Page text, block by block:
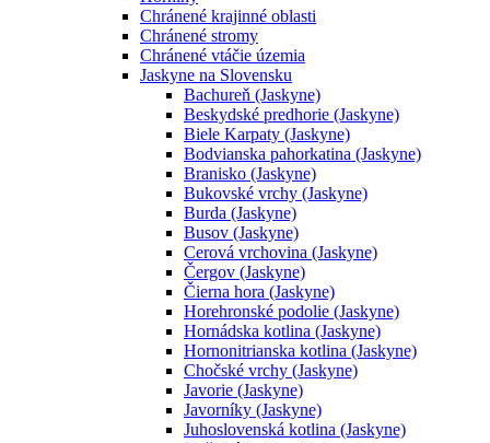
Chránené krajinné oblasti
Chránené stromy
Chránené vtáčie územia
Jaskyne na Slovensku
Bachureň (Jaskyne)
Beskydské predhorie (Jaskyne)
Biele Karpaty (Jaskyne)
Bodvianska pahorkatina (Jaskyne)
Branisko (Jaskyne)
Bukovské vrchy (Jaskyne)
Burda (Jaskyne)
Busov (Jaskyne)
Cerová vrchovina (Jaskyne)
Čergov (Jaskyne)
Čierna hora (Jaskyne)
Horehronské podolie (Jaskyne)
Hornádska kotlina (Jaskyne)
Hornonitrianska kotlina (Jaskyne)
Chočské vrchy (Jaskyne)
Javorie (Jaskyne)
Javorníky (Jaskyne)
Juhoslovenská kotlina (Jaskyne)